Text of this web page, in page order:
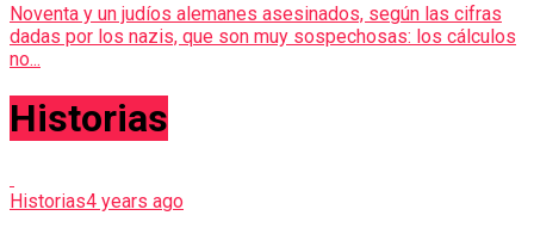
Noventa y un judíos alemanes asesinados, según las cifras
dadas por los nazis, que son muy sospechosas: los cálculos
no...
Historias
Historias4 years ago